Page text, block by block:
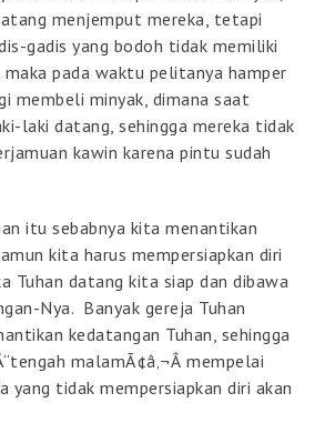
menjemput mereka, tetapi
gadis yang bodoh tidak memiliki
maka pada waktu pelitanya hamper
membeli minyak, dimana saat
laki datang, sehingga mereka tidak
kawin karena pintu sudah
itu sebabnya kita menantikan
kita harus mempersiapkan diri
Tuhan datang kita siap dan dibawa
Nya. Banyak gereja Tuhan
kedatangan Tuhan, sehingga
malamÃ¢â‚¬Â mempelai
yang tidak mempersiapkan diri akan